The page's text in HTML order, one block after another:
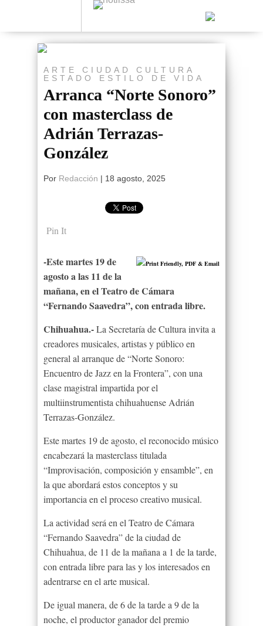
ARTE CIUDAD
CULTURA
ESTADO
ESTILO DE VIDA
Arranca “Norte Sonoro”
con masterclass de
Adrián Terrazas-
González
Por Redacción | 18 agosto, 2025
Pin It
-Este martes 19 de
agosto a las 11 de la
mañana, en el Teatro de Cámara
“Fernando Saavedra”, con entrada libre.
Chihuahua.-La Secretaría de Cultura invita a
creadores musicales, artistas y público en
general al arranque de “Norte Sonoro:
Encuentro de Jazz en la Frontera”, con una
clase magistral impartida por el
multiinstrumentista chihuahuense Adrián
Terrazas-González.
Este martes 19 de agosto, el reconocido músico
encabezará la masterclass titulada
“Improvisación, composición y ensamble”, en
la que abordará estos conceptos y su
importancia en el proceso creativo musical.
La actividad será en el Teatro de Cámara
“Fernando Saavedra” de la ciudad de
Chihuahua, de 11 de la mañana a 1 de la tarde,
con entrada libre para las y los interesados en
adentrarse en el arte musical.
De igual manera, de 6 de la tarde a 9 de la
noche, el productor ganador del premio